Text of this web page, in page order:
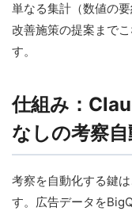
単なる集計（数値の
改善施策の提案まで
す。
仕組み：
なしの考察自
考察を自動化する鍵
す。広告データを